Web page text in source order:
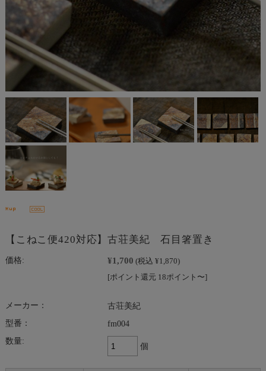
【こねこ便420対応】古荘美紀 石目箸置き
価格: ¥1,700 (税込 ¥1,870)
[ポイント還元 18ポイント〜]
メーカー：
古荘美紀
型番：
fm004
数量:
個